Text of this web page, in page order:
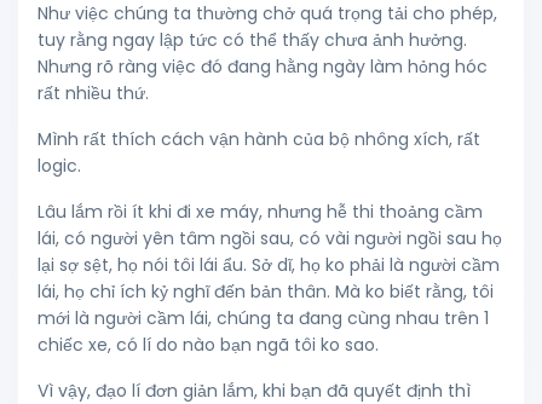
Như việc chúng ta thường chở quá trọng tải cho phép,
tuy rằng ngay lập tức có thể thấy chưa ảnh hưởng.
Nhưng rõ ràng việc đó đang hằng ngày làm hỏng hóc
rất nhiều thứ.
Mình rất thích cách vận hành của bộ nhông xích, rất
logic.
Lâu lắm rồi ít khi đi xe máy, nhưng hễ thi thoảng cầm
lái, có người yên tâm ngồi sau, có vài người ngồi sau họ
lại sợ sệt, họ nói tôi lái ẩu. Sở dĩ, họ ko phải là người cầm
lái, họ chỉ ích kỷ nghĩ đến bản thân. Mà ko biết rằng, tôi
mới là người cầm lái, chúng ta đang cùng nhau trên 1
chiếc xe, có lí do nào bạn ngã tôi ko sao.
Vì vậy, đạo lí đơn giản lắm, khi bạn đã quyết định thì